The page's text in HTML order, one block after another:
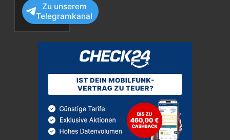
Zu unserem
Telegramkanal